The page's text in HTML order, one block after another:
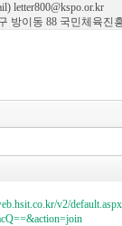
letter800@kspo.or.kr
방이동 88 국민체육진
v2/